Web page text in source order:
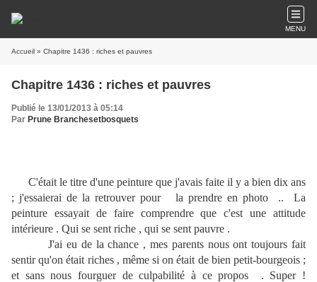
MENU
Accueil » Chapitre 1436 : riches et pauvres
Chapitre 1436 : riches et pauvres
Publié le 13/01/2013 à 05:14
Par Prune Branchesetbosquets
C'était le titre d'une peinture que j'avais faite il y a bien dix ans
; j'essaierai de la retrouver pour la prendre en photo .. La
peinture essayait de faire comprendre que c'est une attitude
intérieure . Qui se sent riche , qui se sent pauvre .
J'ai eu de la chance , mes parents nous ont toujours fait
sentir qu'on était riches , même si on était de bien petit-bourgeois ;
et sans nous fourguer de culpabilité à ce propos . Super !